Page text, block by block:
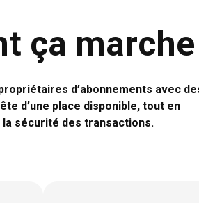
Canal+
ça
d’abonnements avec
d’une place disponible, tout en
sécurité des transactions.